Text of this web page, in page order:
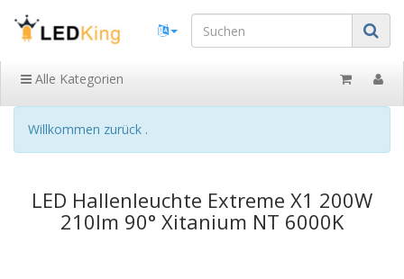
Alle Kategorien
Willkommen zurück .
LED Hallenleuchte Extreme X1 200W
210lm 90° Xitanium NT 6000K